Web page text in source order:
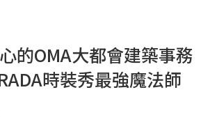
的OMA大都會建築事務
時裝秀最強魔法師